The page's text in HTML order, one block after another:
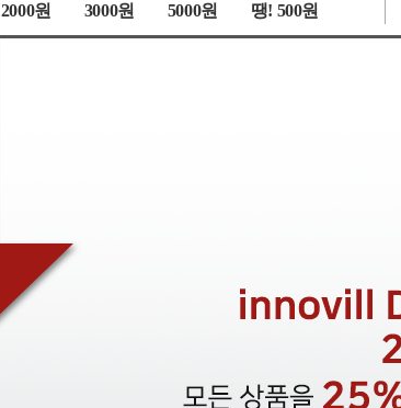
2000원 3000원 5000원 땡! 500원